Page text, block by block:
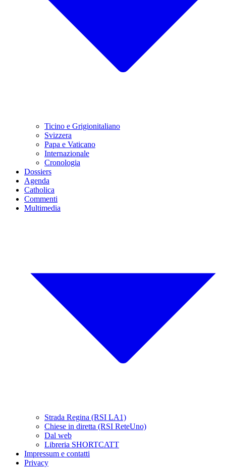
Ticino e Grigionitaliano
Svizzera
Papa e Vaticano
Internazionale
Cronologia
Dossiers
Agenda
Catholica
Commenti
Multimedia
Strada Regina (RSI LA1)
Chiese in diretta (RSI ReteUno)
Dal web
Libreria SHORTCATT
Impressum e contatti
Privacy